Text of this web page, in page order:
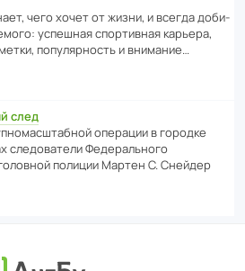
чего хочет от жизни, и всегда доби­
успе­шная спор­ти­вная карьера,
попу­ля­р­ность и внимание…
след
операции в городке
следо­ва­тели Феде­раль­ного
полиции Мартен С. Снейдер